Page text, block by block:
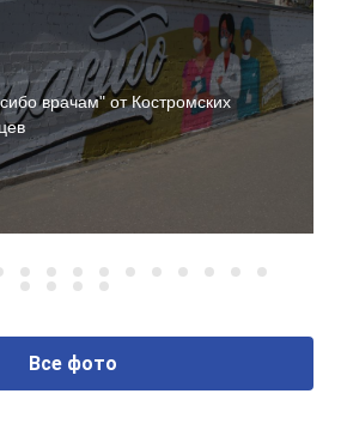
врачам" от Костромских
Все фото